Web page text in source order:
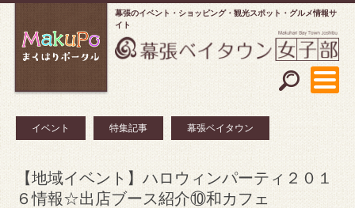
幕張のイベント・ショッピング
観光スポット・グルメ情報サ
イト
イベント 特集記事 幕張ベイタウン
【地域イベント】ハロウィンパーティ２０１
６情報☆出店ブース紹介⑩和カフェ